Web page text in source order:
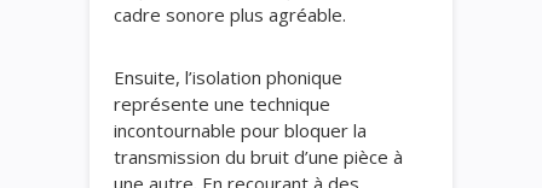
cadre sonore plus agréable.
Ensuite, l’isolation phonique
représente une technique
incontournable pour bloquer la
transmission du bruit d’une pièce à
une autre. En recourant à des